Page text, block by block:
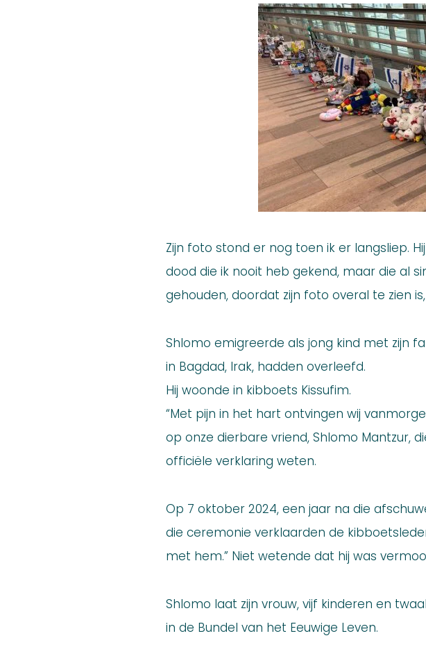
Zijn foto stond er nog toen ik er langsliep.
dood die ik nooit heb gekend, maar die al
gehouden, doordat zijn foto overal te zien
Shlomo emigreerde als jong kind met zijn
in Bagdad, Irak, hadden overleefd.
Hij woonde in kibboets Kissufim.
“Met pijn in het hart ontvingen wij
op onze dierbare vriend, Shlomo Mantzur,
officiële verklaring weten.
Op 7 oktober 2024, een jaar na die
die ceremonie verklaarden de
met hem.” Niet wetende dat hij was
Shlomo laat zijn vrouw, vijf kinderen en
in de Bundel van het Eeuwige Leven.